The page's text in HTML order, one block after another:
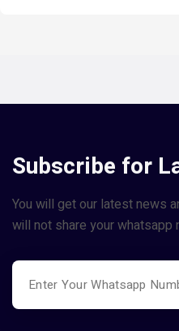
Subscribe for
You will get our latest news
will not share your whatsapp